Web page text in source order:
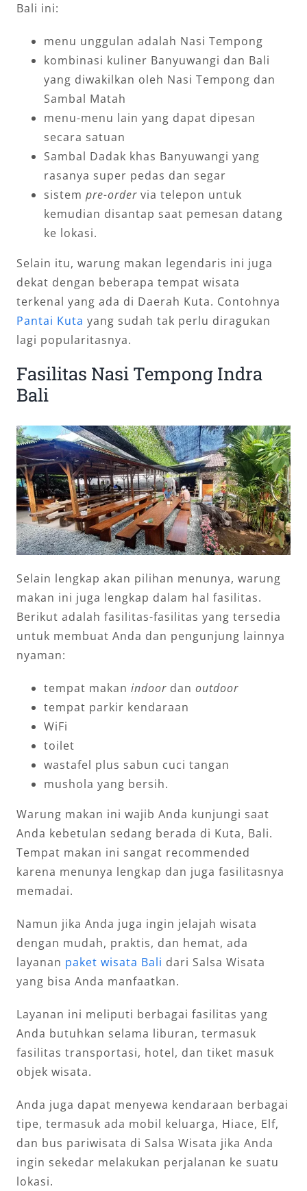
Bali ini:
menu unggulan adalah Nasi Tempong
kombinasi kuliner Banyuwangi dan Bali
yang diwakilkan oleh Nasi Tempong dan
Sambal Matah
menu-menu lain yang dapat dipesan
secara satuan
Sambal Dadak khas Banyuwangi yang
rasanya super pedas dan segar
sistem pre-ordervia telepon untuk
kemudian disantap saat pemesan datang
ke lokasi.
Selain itu, warung makan legendaris ini juga
dekat dengan beberapa tempat wisata
terkenal yang ada di Daerah Kuta. Contohnya
Pantai Kuta yang sudah tak perlu diragukan
lagi popularitasnya.
Fasilitas Nasi Tempong Indra
Bali
Selain lengkap akan pilihan menunya, warung
makan ini juga lengkap dalam hal fasilitas.
Berikut adalah fasilitas-fasilitas yang tersedia
untuk membuat Anda dan pengunjung lainnya
nyaman:
tempat makan indoordan outdoor
tempat parkir kendaraan
WiFi
toilet
wastafel plus sabun cuci tangan
mushola yang bersih.
Warung makan ini wajib Anda kunjungi saat
Anda kebetulan sedang berada di Kuta, Bali.
Tempat makan ini sangat recommended
karena menunya lengkap dan juga fasilitasnya
memadai.
Namun jika Anda juga ingin jelajah wisata
dengan mudah, praktis, dan hemat, ada
layanan paket wisata Bali dari Salsa Wisata
yang bisa Anda manfaatkan.
Layanan ini meliputi berbagai fasilitas yang
Anda butuhkan selama liburan, termasuk
fasilitas transportasi, hotel, dan tiket masuk
objek wisata.
Anda juga dapat menyewa kendaraan berbagai
tipe, termasuk ada mobil keluarga, Hiace, Elf,
dan bus pariwisata di Salsa Wisata jika Anda
ingin sekedar melakukan perjalanan ke suatu
lokasi.